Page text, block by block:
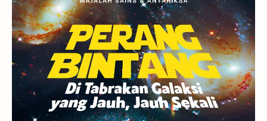
Rasi Bintang Teleskop Saturnus
GBT 2018 UFO Advertorial
Astrofotografi
Stasiun Luar Angkasa Internasional